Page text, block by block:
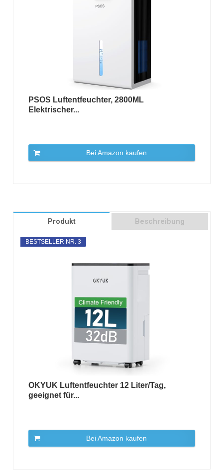
PSOS Luftentfeuchter, 2800ML
Elektrischer...
Bei Amazon kaufen
Produkt Beschreibung
BESTSELLER NR. 3
OKYUK Luftentfeuchter 12 Liter/Tag,
geeignet für...
Bei Amazon kaufen